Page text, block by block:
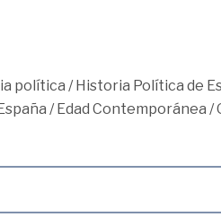
política /Historia Política de
/Edad Contemporánea /